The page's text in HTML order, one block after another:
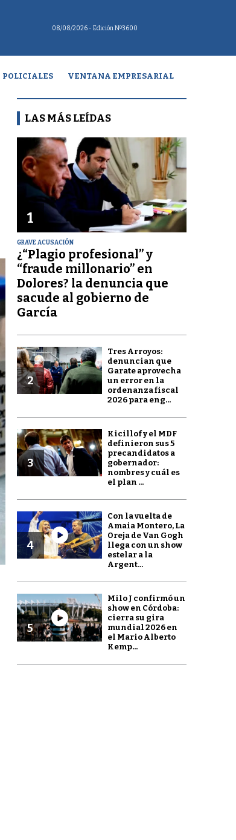
08/08/2026 - Edición Nº3600
POLICIALES VENTANA EMPRESARIAL
LAS MÁS LEÍDAS
1
GRAVE ACUSACIÓN
¿“Plagio profesional” y
“fraude millonario” en
Dolores? la denuncia que
sacude al gobierno de
García
2
Tres Arroyos:
denuncian que
Garate aprovecha
un error en la
ordenanza fiscal
2026 para eng...
3
Kicillof y el MDF
definieron sus 5
precandidatos a
gobernador:
nombres y cuál es
el plan ...
4
Con la vuelta de
Amaia Montero, La
Oreja de Van Gogh
llega con un show
estelar a la
Argent...
5
Milo J confirmó un
show en Córdoba:
cierra su gira
mundial 2026 en
el Mario Alberto
Kemp...